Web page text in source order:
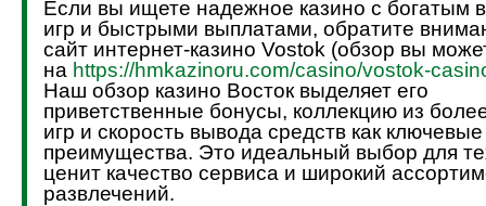
Если вы ищете надежное казино с богатым
игр и быстрыми выплатами, обратите
сайт интернет-казино Vostok (обзор вы
на https://hmkazinoru.com/casino/vostok-
Наш обзор казино Восток выделяет его
приветственные бонусы, коллекцию из
игр и скорость вывода средств как ключевые
преимущества. Это идеальный выбор для
ценит качество сервиса и широкий
развлечений.